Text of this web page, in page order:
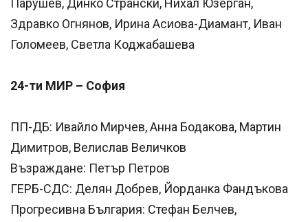
Парушев, Динко Странски, Нихал Юзерган,
Здравко Огнянов, Ирина Асиова-Диамант, Иван
Голомеев, Светла Коджабашева
24-ти МИР – София
ПП-ДБ: Ивайло Мирчев, Анна Бодакова, Мартин
Димитров, Велислав Величков
Възраждане: Петър Петров
ГЕРБ-СДС: Делян Добрев, Йорданка Фандъкова
Прогресивна България: Стефан Белчев,